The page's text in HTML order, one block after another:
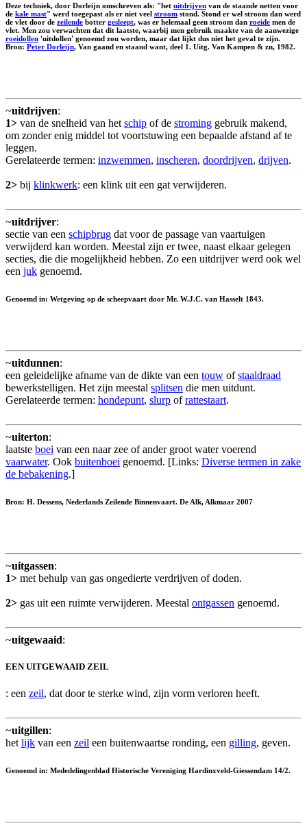
Deze techniek, door Dorleijn omschreven als: "het uitdrijven van de staande netten voor
de kale mast" werd toegepast als er niet veel stroom stond. Stond er wel stroom dan werd
de vlet door de zeilende botter gesleept, was er helemaal geen stroom dan roeide men de
vlet. Men zou verwachten dat dit laatste, waarbij men gebruik maakte van de aanwezige
roeidollen 'uitdollen' genoemd zou worden, maar dat lijkt dus niet het geval te zijn.
Bron: Peter Dorleijn, Van gaand en staand want, deel 1. Uitg. Van Kampen & zn, 1982.
~uitdrijven:
1> van de snelheid van het schip of de stroming gebruik makend,
om zonder enig middel tot voortstuwing een bepaalde afstand af te
leggen.
Gerelateerde termen: inzwemmen, inscheren, doordrijven, drijven.
2> bij klinkwerk: een klink uit een gat verwijderen.
~uitdrijver:
sectie van een schipbrug dat voor de passage van vaartuigen
verwijderd kan worden. Meestal zijn er twee, naast elkaar gelegen
secties, die die mogelijkheid hebben. Zo een uitdrijver werd ook wel
een juk genoemd.
Genoemd in: Wetgeving op de scheepvaart door Mr. W.J.C. van Hasselt 1843.
~uitdunnen:
een geleidelijke afname van de dikte van een touw ofstaaldraad
bewerkstelligen. Het zijn meestal splitsen die men uitdunt.
Gerelateerde termen: hondepunt, slurp ofrattestaart.
~uiterton:
laatste boei van een naar zee of ander groot water voerend
vaarwater. Ook buitenboei genoemd. [Links: Diverse termen in zake
de bebakening.]
Bron: H. Dessens, Nederlands Zeilende Binnenvaart. De Alk, Alkmaar 2007
~uitgassen:
1> met behulp van gas ongedierte verdrijven of doden.
2> gas uit een ruimte verwijderen. Meestal ontgassen genoemd.
~uitgewaaid:
EEN UITGEWAAID ZEIL
: een zeil, dat door te sterke wind, zijn vorm verloren heeft.
~uitgillen:
het lijk van een zeil een buitenwaartse ronding, een gilling, geven.
Genoemd in: Mededelingenblad Historische Vereniging Hardinxveld-Giessendam 14/2.